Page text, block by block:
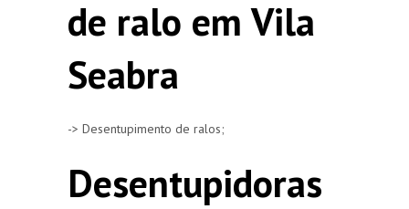
de ralo em Vila
Seabra
-> Desentupimento de ralos;
Desentupidoras